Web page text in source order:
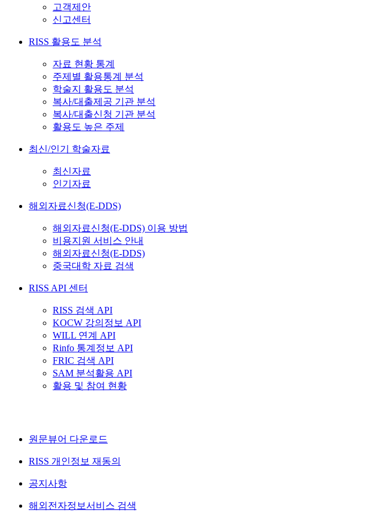
고객제안
신고센터
RISS 활용도 분석
자료 현황 통계
주제별 활용통계 분석
학술지 활용도 분석
복사/대출제공 기관 분석
복사/대출신청 기관 분석
활용도 높은 주제
최신/인기 학술자료
최신자료
인기자료
해외자료신청(E-DDS)
해외자료신청(E-DDS) 이용 방법
비용지원 서비스 안내
해외자료신청(E-DDS)
중국대학 자료 검색
RISS API 센터
RISS 검색 API
KOCW 강의정보 API
WILL 연계 API
Rinfo 통계정보 API
FRIC 검색 API
SAM 분석활용 API
활용 및 참여 현황
원문뷰어 다운로드
RISS 개인정보 재동의
공지사항
해외전자정보서비스 검색